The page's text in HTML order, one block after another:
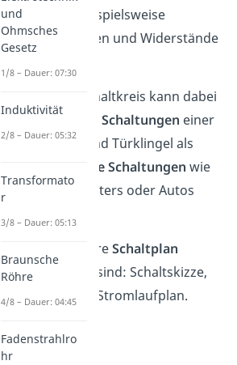
Bauteile
wie beispielsweise
Batterien, Lampen und Widerstände
Der gezeigte Schaltkreis kann dabei
sowohleinfache Schaltungen einer
Deckenlampe und Türklingel als
komplexere Schaltungen wie
die eines Computers oder Autos
WeitereSchaltplan
Bezeichnungen
sind: Schaltskizze,
Schaltplan oder Stromlaufplan.
und
Ohmsches
Gesetz
1/8 – Dauer: 07:30
Induktivität
2/8 – Dauer: 05:32
Transformato
r
3/8 – Dauer: 05:13
Braunsche
Röhre
4/8 – Dauer: 04:45
Fadenstrahlro
hr